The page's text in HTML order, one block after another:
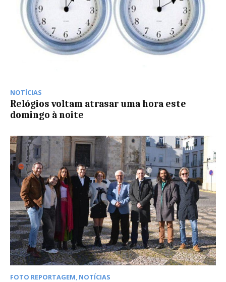
NOTÍCIAS
Relógios voltam atrasar uma hora este
domingo à noite
FOTO REPORTAGEM, NOTÍCIAS